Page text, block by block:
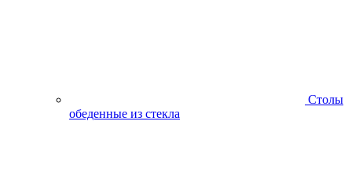
Столы
обеденные из стекла